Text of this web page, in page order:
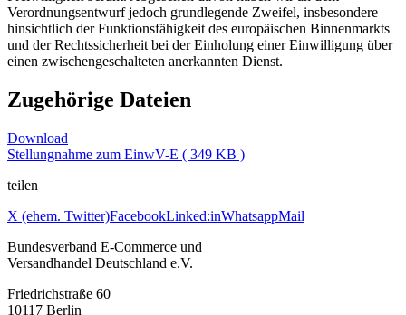
Verordnungsentwurf jedoch grundlegende Zweifel, insbesondere
hinsichtlich der Funktionsfähigkeit des europäischen Binnenmarkts
und der Rechtssicherheit bei der Einholung einer Einwilligung über
einen zwischengeschalteten anerkannten Dienst.
Zugehörige Dateien
Download
Stellungnahme zum EinwV-E ( 349 KB )
teilen
X (ehem. Twitter)FacebookLinked:inWhatsappMail
Bundesverband E-Commerce und
Versandhandel Deutschland e.V.
Friedrichstraße 60
10117 Berlin